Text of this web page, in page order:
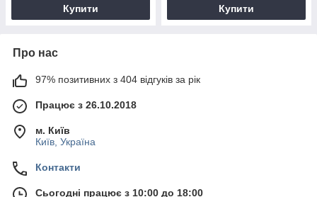
Купити Купити
Про нас
97% позитивних з 404 відгуків за рік
Працює з 26.10.2018
м. Київ
Київ, Україна
Контакти
Сьогодні працює з 10:00 до 18:00